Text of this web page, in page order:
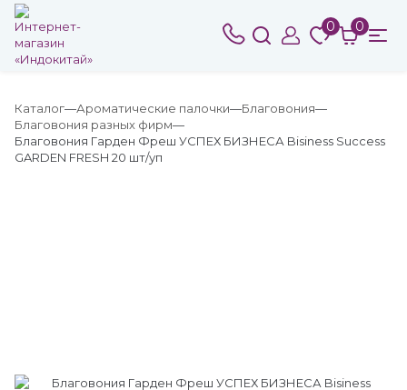
0 0
Каталог Ароматические палочки
Благовония
Благовония разных фирм
Благовония Гарден Фреш УСПЕХ БИЗНЕСА Bisiness Success
GARDEN FRESH 20 шт/уп